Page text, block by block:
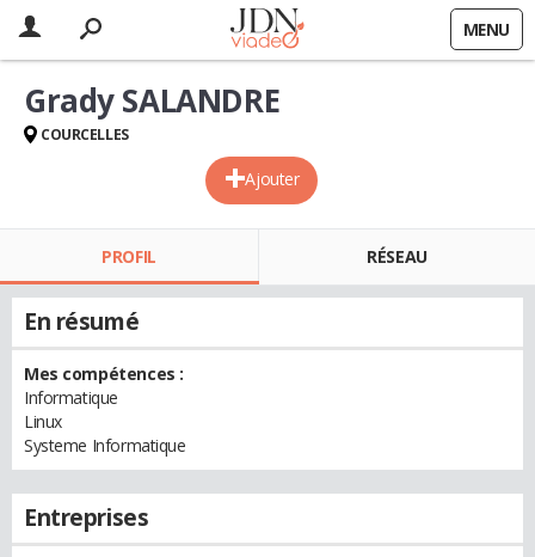
MENU
Ajouter
Grady SALANDRE
COURCELLES
PROFIL RÉSEAU
En résumé
Mes compétences :
Informatique
Linux
Systeme Informatique
Entreprises